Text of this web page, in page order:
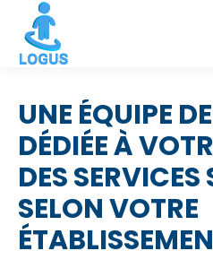
UNE ÉQUIPE
DÉDIÉE À
DES SERVICES
SELON VOTRE